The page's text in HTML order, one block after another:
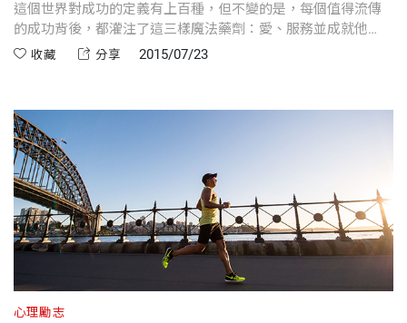
這個世界對成功的定義有上百種，但不變的是，每個值得流傳
的成功背後，都灌注了這三樣魔法藥劑：愛、服務並成就他
人。收藏 分享 2015/07/23
心理勵志